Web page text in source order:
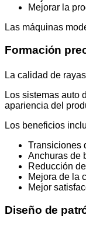
Mejorar la
Las máquinas
Formación
La calidad de
Los sistemas auto
apariencia del
Los beneficios
Transiciones
Anchuras de
Reducción
Mejora de la
Mejor
Diseño de